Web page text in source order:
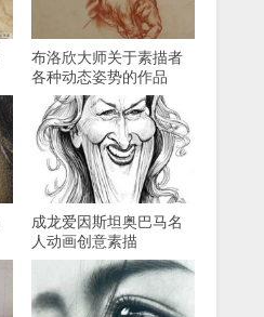
布洛欣大师关于素描者
各种动态姿势的作品
成龙爱因斯坦奥巴马名
人动画创意素描